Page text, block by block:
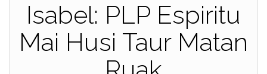
Isabel: PLP Espiritu
Mai Husi Taur Matan